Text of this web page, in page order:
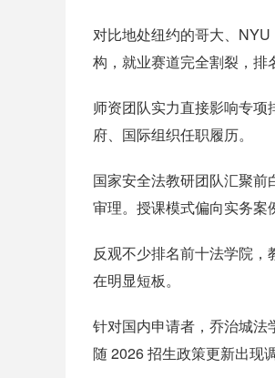
对比地处纽约的哥大、
构，就业赛道完全割裂，排
师资团队实力直接影响专
府、国际组织任职履历。
国家安全法教研团队汇聚
审理。授课模式偏向实务案
反观不少排名前十法学院
在明显短板。
针对国内申请者，乔治城
随 2026 招生政策更新出现调